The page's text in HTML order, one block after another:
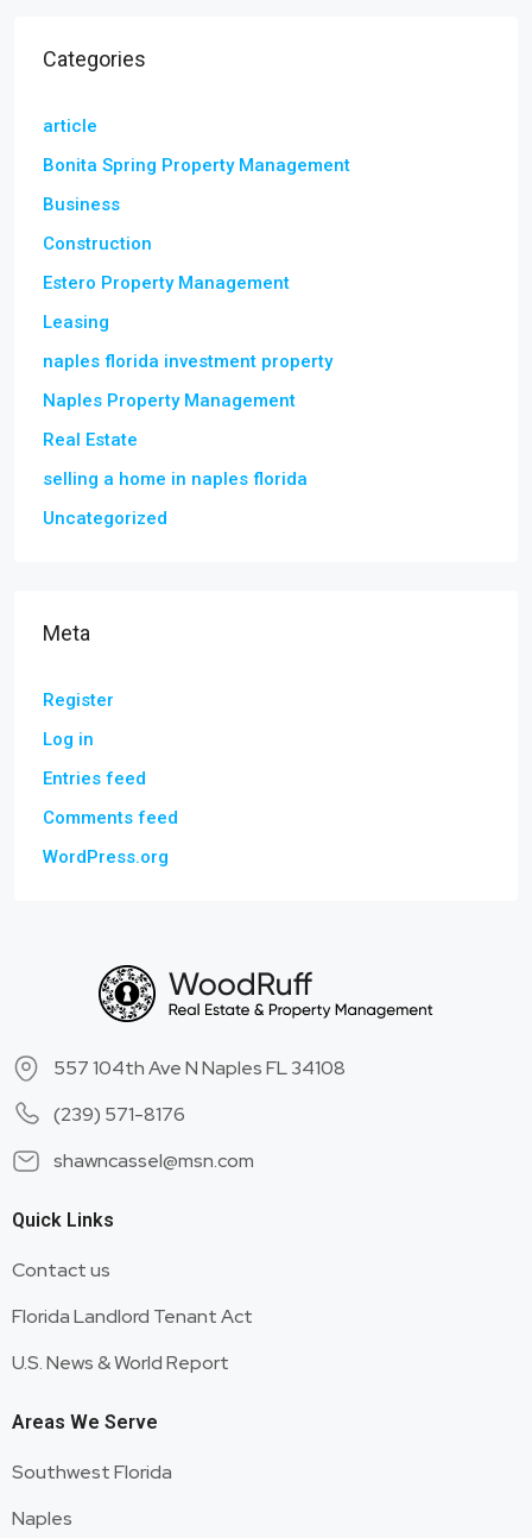
Categories
article
Bonita Spring Property Management
Business
Construction
Estero Property Management
Leasing
naples florida investment property
Naples Property Management
Real Estate
selling a home in naples florida
Uncategorized
Meta
Register
Log in
Entries feed
Comments feed
WordPress.org
557 104th Ave N Naples FL 34108
(239) 571-8176
shawncassel@msn.com
Quick Links
Contact us
Florida Landlord Tenant Act
U.S. News & World Report
Areas We Serve
Southwest Florida
Naples